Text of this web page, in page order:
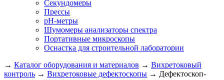
Секундомеры
Прессы
pH-метры
Шумомеры анализаторы спектра
Портативные микроскопы
Оснастка для строительной лаборатории
→ Каталог оборудования и материалов → Вихретоковый
контроль → Вихретоковые дефектоскопы → Дефектоскоп-